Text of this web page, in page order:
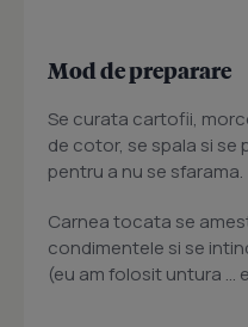
Mod de preparare
Se curata cartofii,
de cotor, se spala si se
pentru a nu se sfarama.
Carnea tocata se
condimentele si se
(eu am folosit untura ...